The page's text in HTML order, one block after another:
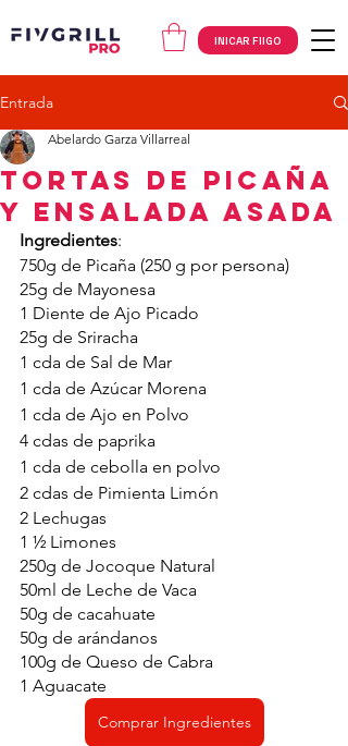
INICAR FIIGO
Entrada
Tortas de Picaña
y Ensalada Asada
Abelardo Garza Villarreal
Ingredientes:
750g de Picaña (250 g por persona)
25g de Mayonesa
1 Diente de Ajo Picado
25g de Sriracha
1 cda de Sal de Mar
1 cda de Azúcar Morena
1 cda de Ajo en Polvo
4 cdas de paprika
1 cda de cebolla en polvo
2 cdas de Pimienta Limón
2 Lechugas
1 ½ Limones
250g de Jocoque Natural
50ml de Leche de Vaca
50g de cacahuate
50g de arándanos
100g de Queso de Cabra
1 Aguacate
Comprar Ingredientes